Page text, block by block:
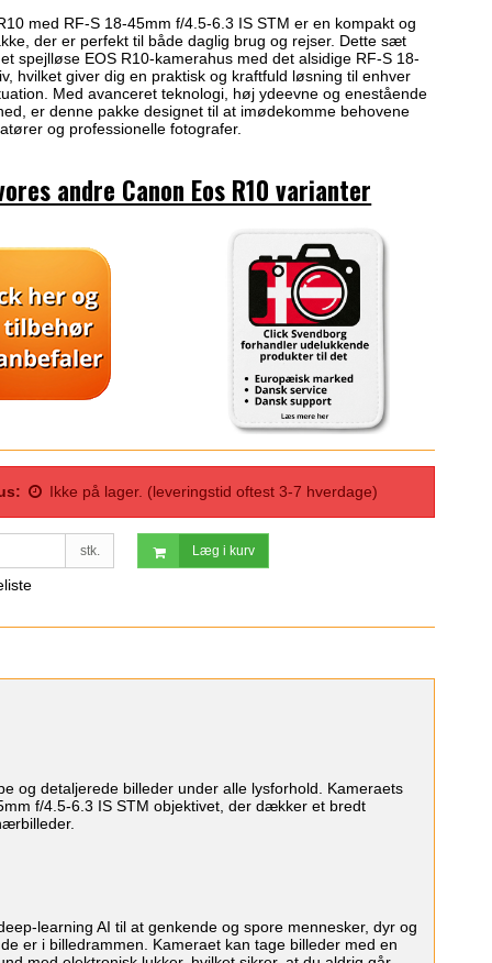
med RF-S 18-45mm f/4.5-6.3 IS STM er en kompakt og
der er perfekt til både daglig brug og rejser. Dette sæt
spejlløse EOS R10-kamerahus med det alsidige RF-S 18-
hvilket giver dig en praktisk og kraftfuld løsning til enhver
Med avanceret teknologi, høj ydeevne og enestående
er denne pakke designet til at imødekomme behovene
og professionelle fotografer.
andre Canon Eos R10 varianter
Ikke på lager. (leveringstid oftest 3-7 hverdage)
stk. Læg i kurv
og detaljerede billeder under alle lysforhold. Kameraets
f/4.5-6.3 IS STM objektivet, der dækker et bredt
learning AI til at genkende og spore mennesker, dyr og
er i billedrammen. Kameraet kan tage billeder med en